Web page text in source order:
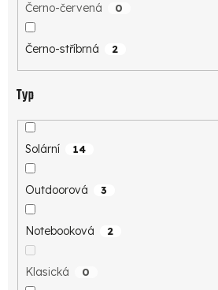
Černo-červená 0
Černo-stříbrná 2
Typ
Solární 14
Outdoorová 3
Notebooková 2
Klasická 0